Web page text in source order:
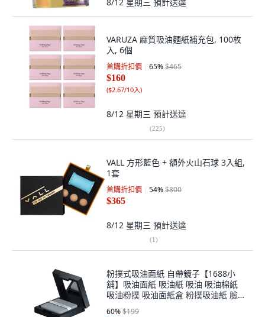
VARUZA 麻質吸油麵紙補充包, 100枚
入, 6個
首購折扣價 65%$465
$160
($2.67/10入)
8/12 星期三 預計送達
(225)
VALL 方形藍色 + 額外火山石球 3入組,
1套
首購折扣價 54%$800
$365
8/12 星期三 預計送達
(1)
粉撲式吸油面紙 自帶鏡子【1688小
舖】吸油面紙 吸油紙 吸油 吸油棉紙
吸油粉撲 吸油面紙盒 粉撲吸油紙 臉部
吸油紙, 1組, 100入
60%$199